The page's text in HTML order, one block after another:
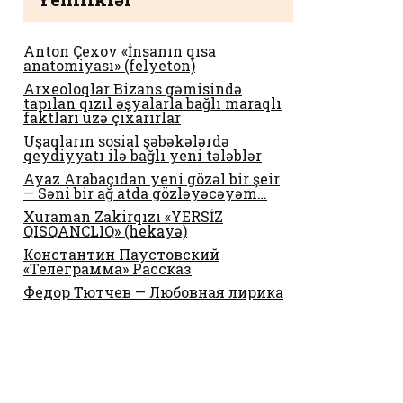
Anton Çexov «İnsanın qısa
anatomiyası» (felyeton)
Arxeoloqlar Bizans gəmisində
tapılan qızıl əşyalarla bağlı maraqlı
faktları üzə çıxarırlar
Uşaqların sosial şəbəkələrdə
qeydiyyatı ilə bağlı yeni tələblər
Ayaz Arabaçıdan yeni gözəl bir şeir
— Səni bir ağ atda gözləyəcəyəm…
Xuraman Zakirqızı «YERSİZ
QISQANCLIQ» (hekayə)
Константин Паустовский
«Телеграмма» Рассказ
Федор Тютчев — Любовная лирика